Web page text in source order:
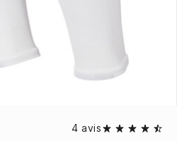
4 avis